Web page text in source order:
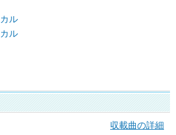
ル
ル
収載曲の詳細